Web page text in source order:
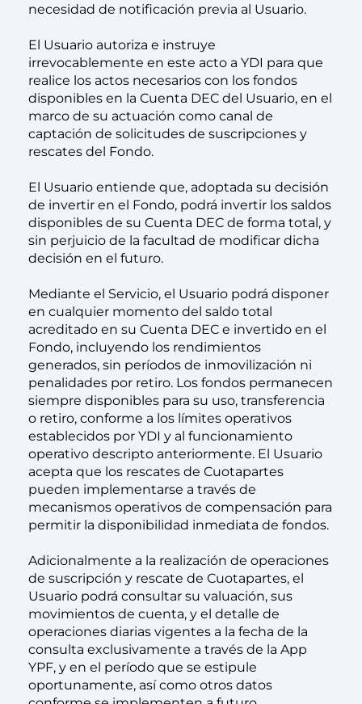
necesidad de notificación previa al Usuario.
El Usuario autoriza e instruye
irrevocablemente en este acto a YDI para que
realice los actos necesarios con los fondos
disponibles en la Cuenta DEC del Usuario, en el
marco de su actuación como canal de
captación de solicitudes de suscripciones y
rescates del Fondo.
El Usuario entiende que, adoptada su decisión
de invertir en el Fondo, podrá invertir los saldos
disponibles de su Cuenta DEC de forma total, y
sin perjuicio de la facultad de modificar dicha
decisión en el futuro.
Mediante el Servicio, el Usuario podrá disponer
en cualquier momento del saldo total
acreditado en su Cuenta DEC e invertido en el
Fondo, incluyendo los rendimientos
generados, sin períodos de inmovilización ni
penalidades por retiro. Los fondos permanecen
siempre disponibles para su uso, transferencia
o retiro, conforme a los límites operativos
establecidos por YDI y al funcionamiento
operativo descripto anteriormente. El Usuario
acepta que los rescates de Cuotapartes
pueden implementarse a través de
mecanismos operativos de compensación para
permitir la disponibilidad inmediata de fondos.
Adicionalmente a la realización de operaciones
de suscripción y rescate de Cuotapartes, el
Usuario podrá consultar su valuación, sus
movimientos de cuenta, y el detalle de
operaciones diarias vigentes a la fecha de la
consulta exclusivamente a través de la App
YPF, y en el período que se estipule
oportunamente, así como otros datos